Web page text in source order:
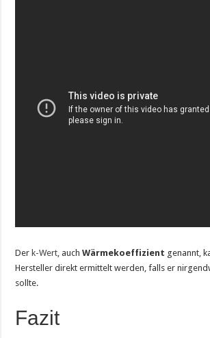
Derk-Wert , auchWärmekoeffizient genannt,
Hersteller direkt ermittelt werden, falls er
sollte.
Fazit